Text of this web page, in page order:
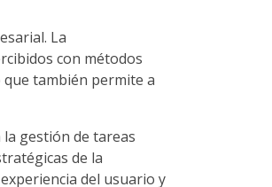
La
con métodos
que también permite a
gestión de tareas
de la
del usuario y